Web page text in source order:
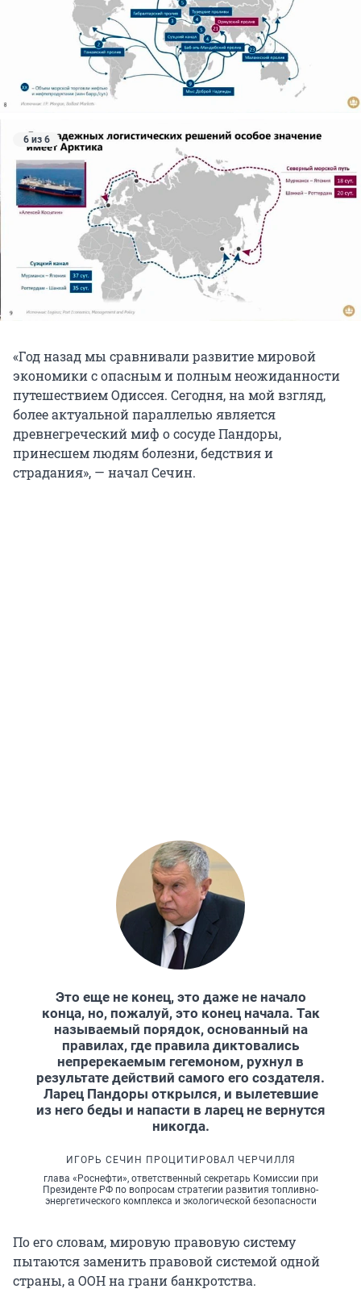
6 из 6
«Год назад мы сравнивали развитие мировой
экономики с опасным и полным неожиданности
путешествием Одиссея. Сегодня, на мой взгляд,
более актуальной параллелью является
древнегреческий миф о сосуде Пандоры,
принесшем людям болезни, бедствия и
страдания», — начал Сечин.
Это еще не конец, это даже не начало
конца, но, пожалуй, это конец начала. Так
называемый порядок, основанный на
правилах, где правила диктовались
непререкаемым гегемоном, рухнул в
результате действий самого его создателя.
Ларец Пандоры открылся, и вылетевшие
из него беды и напасти в ларец не вернутся
никогда.
ИГОРЬ СЕЧИН ПРОЦИТИРОВАЛ ЧЕРЧИЛЛЯ
глава «Роснефти», ответственный секретарь Комиссии при
Президенте РФ по вопросам стратегии развития топливно-
энергетического комплекса и экологической безопасности
По его словам, мировую правовую систему
пытаются заменить правовой системой одной
страны, а ООН на грани банкротства.